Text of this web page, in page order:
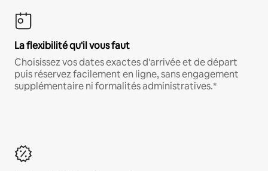
La flexibilité qu'il vous faut
Choisissez vos dates exactes d'arrivée et de départ
puis réservez facilement en ligne, sans engagement
supplémentaire ni formalités administratives.*